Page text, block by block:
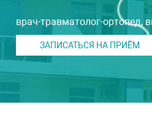
врач-травматолог-ортопед,
ЗАПИСАТЬСЯ НА ПРИЁМ